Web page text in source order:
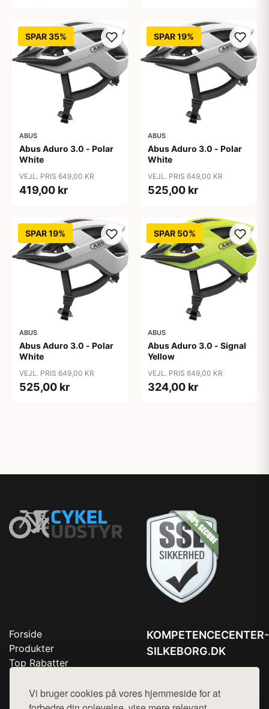
Vi bruger cookies på vores hjemmeside for at
SPAR 35%
ABUS
Abus Aduro 3.0 - Polar
White
VEJL. PRIS 649,00 KR
419,00 kr
SPAR 19%
ABUS
Abus Aduro 3.0 - Polar
White
VEJL. PRIS 649,00 KR
525,00 kr
SPAR 19%
ABUS
Abus Aduro 3.0 - Polar
White
VEJL. PRIS 649,00 KR
525,00 kr
SPAR 50%
ABUS
Abus Aduro 3.0 - Signal
Yellow
VEJL. PRIS 649,00 KR
324,00 kr
Forside
Produkter
Top Rabatter
Kontakt
KOMPETENCECENTER-
SILKEBORG.DK
Mail:hej@want.dk